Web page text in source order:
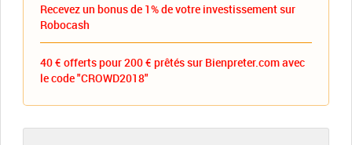
Recevez un bonus de 1% de votre investissement sur
Robocash
40 € offerts pour 200 € prêtés sur Bienpreter.com avec
le code "CROWD2018"